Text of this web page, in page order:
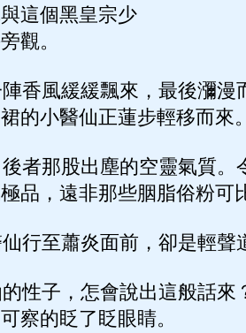
這個黑皇宗少
觀。
香風緩緩飄來，最後瀰漫
的小醫仙正蓮步輕移而來。
者那股出塵的空靈氣質。
品，遠非那些胭脂俗粉可
行至蕭炎面前，卻是輕聲
性子，怎會說出這般話來
察的眨了眨眼睛。